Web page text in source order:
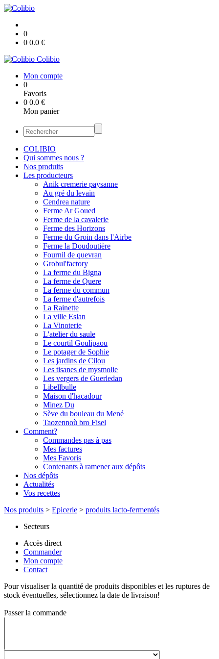
0
0 0.0 €
Colibio
Mon compte
0
Favoris
0 0.0 €
Mon panier
COLIBIO
Qui sommes nous ?
Nos produits
Les producteurs
Anik cremerie paysanne
Au gré du levain
Cendrea nature
Ferme Ar Goued
Ferme de la cavalerie
Ferme des Horizons
Ferme du Groin dans l'Airbe
Ferme la Doudoutière
Fournil de quevran
Grobul'factory
La ferme du Bigna
La ferme de Quere
La ferme du commun
La ferme d'autrefois
La Rainette
La ville Eslan
La Vinoterie
L'atelier du saule
Le courtil Goulipaou
Le potager de Sophie
Les jardins de Cilou
Les tisanes de mysmolie
Les vergers de Guerledan
Libellbulle
Maison d'hacadour
Minez Du
Sève du bouleau du Mené
Taozennoù bro Fisel
Comment?
Commandes pas à pas
Mes factures
Mes Favoris
Contenants à ramener aux dépôts
Nos dépôts
Actualités
Vos recettes
Nos produits > Epicerie > produits lacto-fermentés
Secteurs
Accès direct
Commander
Mon compte
Contact
Pour visualiser la quantité de produits disponibles et les ruptures de
stock éventuelles, sélectionnez la date de livraison!
Passer la commande